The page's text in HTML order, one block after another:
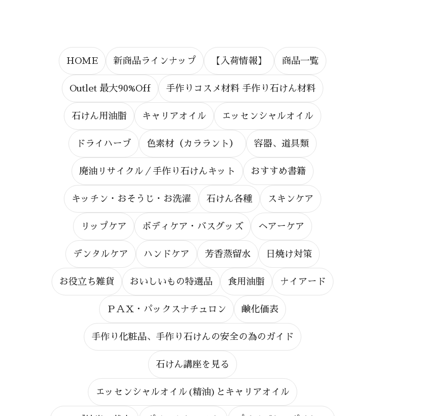
HOME 新商品ラインナップ 【入荷情報】 商品一覧
Outlet 最大90%Off 手作りコスメ材料 手作り石けん材料
石けん用油脂 キャリアオイル エッセンシャルオイル
ドライハーブ 色素材（カララント） 容器、道具類
廃油リサイクル／手作り石けんキット おすすめ書籍
キッチン・おそうじ・お洗濯 石けん各種 スキンケア
リップケア ボディケア・バスグッズ ヘアーケア
デンタルケア ハンドケア 芳香蒸留水 日焼け対策
お役立ち雑貨 おいしいもの特選品 食用油脂 ナイアード
ＰＡＸ・パックスナチュロン 鹸化価表
手作り化粧品、手作り石けんの安全の為のガイド
石けん講座を見る
エッセンシャルオイル(精油)とキャリアオイル